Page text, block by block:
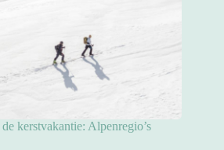
kerstvakantie: Alpenregio’s